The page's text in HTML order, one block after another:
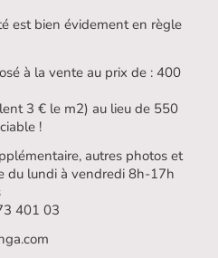
est bien évidement en règle
à la vente au prix de : 400
3 € le m2) au lieu de 550
!
autres photos et
du lundi à vendredi 8h-17h
401 03